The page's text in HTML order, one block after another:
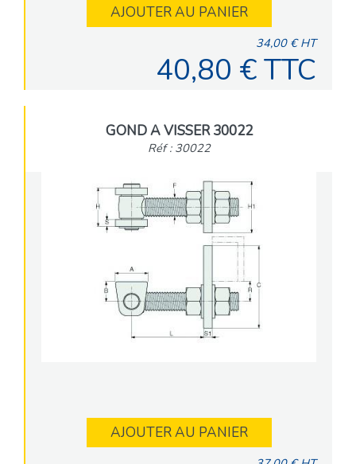
AJOUTER AU PANIER
34,00 € HT
40,80 € TTC
GOND A VISSER 30022
Réf : 30022
AJOUTER AU PANIER